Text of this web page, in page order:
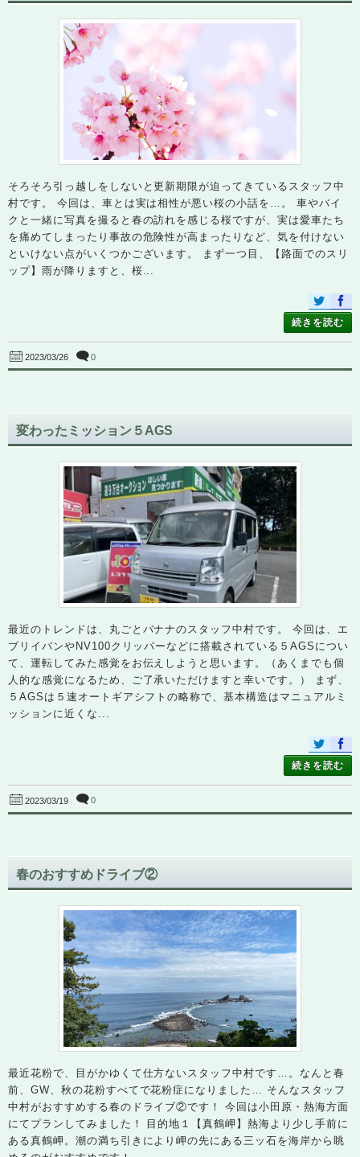
そろそろ引っ越しをしないと更新期限が迫ってきているスタッフ中
村です。 今回は、車とは実は相性が悪い桜の小話を…。 車やバイ
クと一緒に写真を撮ると春の訪れを感じる桜ですが、実は愛車たち
を痛めてしまったり事故の危険性が高まったりなど、気を付けない
といけない点がいくつかございます。 まず一つ目、【路面でのスリ
ップ】雨が降りますと、桜...
続きを読む
2023/03/26 0
変わったミッション５AGS
最近のトレンドは、丸ごとバナナのスタッフ中村です。 今回は、エ
ブリイバンやNV100クリッパーなどに搭載されている５AGSについ
て、運転してみた感覚をお伝えしようと思います。（あくまでも個
人的な感覚になるため、ご了承いただけますと幸いです。） まず、
５AGSは５速オートギアシフトの略称で、基本構造はマニュアルミ
ッションに近くな...
続きを読む
2023/03/19 0
春のおすすめドライブ②
最近花粉で、目がかゆくて仕方ないスタッフ中村です…。なんと春
前、GW、秋の花粉すべてで花粉症になりました… そんなスタッフ
中村がおすすめする春のドライブ②です！ 今回は小田原・熱海方面
にてプランしてみました！ 目的地１【真鶴岬】熱海より少し手前に
ある真鶴岬。潮の満ち引きにより岬の先にある三ッ石を海岸から眺